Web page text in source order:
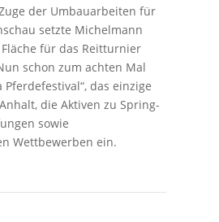
der Umbauarbeiten für
setzte Michelmann
für das Reitturnier
schon zum achten Mal
Pferdefestival“, das einzige
die Aktiven zu Spring-
sowie
Wettbewerben ein.